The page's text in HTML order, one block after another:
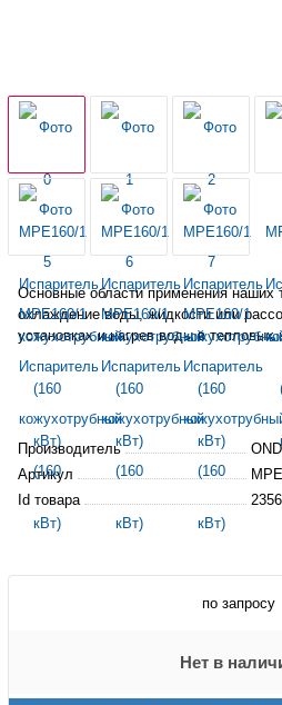
Основные области применения наших
охлаждение воды, жидкости или
установках и нагрев воды в тепловых
Производитель
Артикул
Id товара
2356
по запросу
Нет в